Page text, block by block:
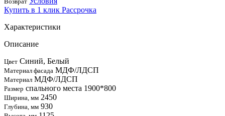
Купить в 1 клик Рассрочка
Характеристики
Описание
Цвет Синий, Белый
Материал фасада МДФ/ЛДСП
Материал МДФ/ЛДСП
Размер спального места 1900*800
Ширина, мм 2450
Глубина, мм 930